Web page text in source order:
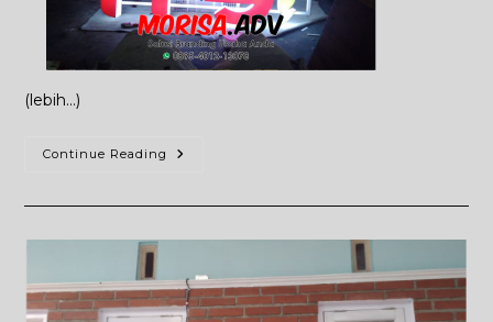
(lebih…)
Continue Reading Jasa